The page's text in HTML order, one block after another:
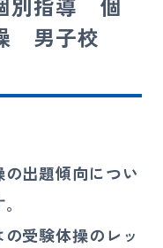
4900
日祝を除く）
男子校
出題傾向につい
受験体操のレッ